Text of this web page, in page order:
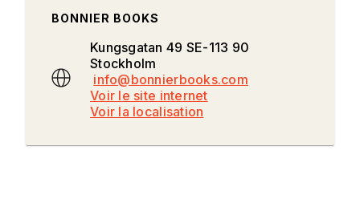
BONNIER BOOKS
Kungsgatan 49 SE-113 90
Stockholm
info@bonnierbooks.com
Voir le site internet
Voir la localisation